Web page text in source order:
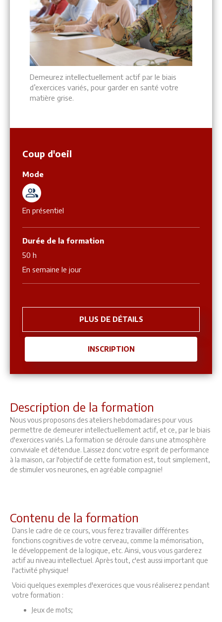
Demeurez intellectuellement actif par le biais
d’exercices variés, pour garder en santé votre
matière grise.
Coup d'oeil
Mode
En présentiel
Durée de la formation
50 h
En semaine le jour
PLUS DE DÉTAILS
INSCRIPTION
Description de la formation
Nous vous proposons des ateliers hebdomadaires pour vous
permettre de demeurer intellectuellement actif, et ce, par le biais
d'exercices variés. La formation se déroule dans une atmosphère
conviviale et détendue. Laissez donc votre esprit de performance
à la maison, car l'objectif de cette formation est, tout simplement,
de stimuler vos neurones, en agréable compagnie!
Contenu de la formation
Dans le cadre de ce cours, vous ferez travailler différentes
fonctions cognitives de votre cerveau, comme la mémorisation,
le développement de la logique, etc. Ainsi, vous vous garderez
actif au niveau intellectuel. Après tout, c'est aussi important que
l'activité physique!
Voici quelques exemples d'exercices que vous réaliserez pendant
votre formation :
Jeux de mots;